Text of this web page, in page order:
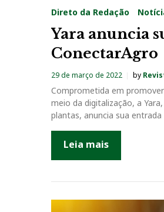
Direto da Redação
Yara anuncia
ConectarAgro
29 de março de 2022 by
Comprometida em
meio da digitalização, a
plantas, anuncia sua
Leia mais